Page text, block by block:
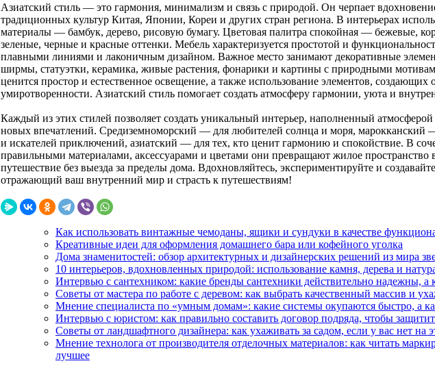
Азиатский стиль — это гармония, минимализм и связь с природой. Он черпает
традиционных культур Китая, Японии, Кореи и других стран региона. В интерьерах
материалы — бамбук, дерево, рисовую бумагу. Цветовая палитра спокойная — бежевые,
зеленые, черные и красные оттенки. Мебель характеризуется простотой и
плавными линиями и лаконичным дизайном. Важное место занимают декоративные
ширмы, статуэтки, керамика, живые растения, фонарики и картины с природными
ценится простор и естественное освещение, а также использование элементов,
умиротворенности. Азиатский стиль помогает создать атмосферу гармонии, уюта и
Каждый из этих стилей позволяет создать уникальный интерьер, наполненный
новых впечатлений. Средиземноморский — для любителей солнца и моря, марокканский
и искателей приключений, азиатский — для тех, кто ценит гармонию и спокойствие. В
правильными материалами, аксессуарами и цветами они превращают жилое пространство
путешествие без выезда за пределы дома. Вдохновляйтесь, экспериментируйте и
отражающий ваш внутренний мир и страсть к путешествиям!
Как использовать винтажные чемоданы, ящики и сундуки в качестве
Креативные идеи для оформления домашнего бара или кофейного уголка
Дома знаменитостей: обзор архитектурных и дизайнерских решений из мира
10 интерьеров, вдохновленных природой: использование камня, дерева и
Интервью с сантехником: какие бренды сантехники действительно надежны, а
Советы от мастера по работе с деревом: как выбрать качественный массив и
Мнение специалиста по «умным домам»: какие системы окупаются быстро, а
Интервью с юристом: как правильно составить договор подряда, чтобы
Советы от ландшафтного дизайнера: как ухаживать за садом, если у вас нет на
Мнение технолога от производителя отделочных материалов: как читать
лучшее